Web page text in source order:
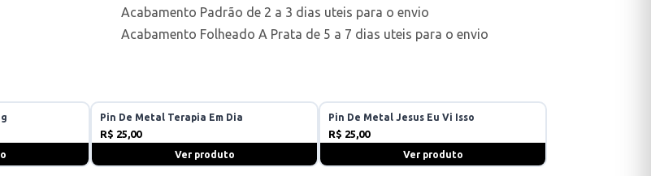
Acabamento Padrão de 2 a 3 dias uteis para o envio
Acabamento Folheado A Prata de 5 a 7 dias uteis para o envio
Pin De Metal Terapia Em Dia
R$ 25,00
Ver produto
Pin De Metal Jesus Eu Vi Isso
R$ 25,00
Ver produto